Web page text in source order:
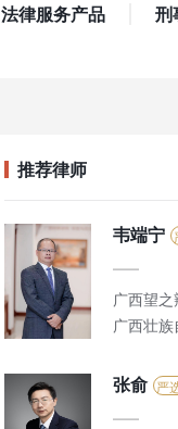
法律服务产品 刑
推荐律师
韦端宁
广西望
广西壮
张俞 严